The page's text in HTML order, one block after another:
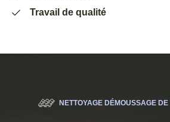
Travail de qualité
NETTOYAGE DÉMOUSSAGE